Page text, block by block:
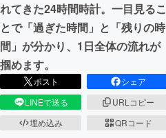
れてきた24時間時計。一目見るこ
とで「過ぎた時間」と「残りの時
間」が分かり、1日全体の流れが
掴めます。
ポスト
シェア
LINEで送る
URLコピー
埋め込み
QRコード